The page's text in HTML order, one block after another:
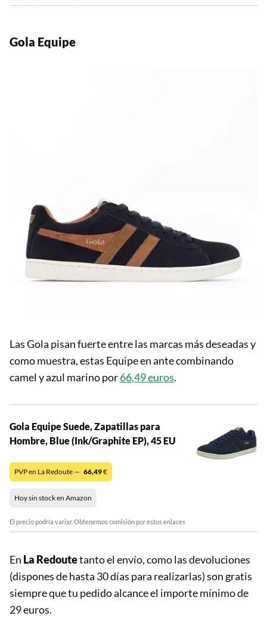
Gola Equipe
Las Gola pisan fuerte entre las marcas más deseadas y
como muestra, estas Equipe en ante combinando
camel y azul marino por66,49 euros.
Gola Equipe Suede, Zapatillas para
Hombre, Blue (Ink/Graphite EP), 45 EU
PVP en La Redoute — 66,49€
Hoy sin stock en Amazon
El precio podría variar. Obtenemos comisión por estos enlaces
En La Redoutetanto el envío, como las devoluciones
(dispones de hasta 30 días para realizarlas) son gratis
siempre que tu pedido alcance el importe mínimo de
29 euros.